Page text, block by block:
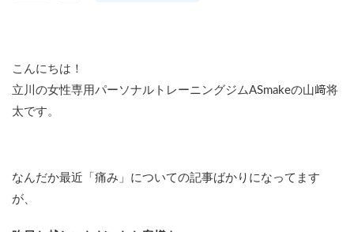
こんにちは！
立川の女性専用パーソナルトレーニングジムASmakeの山﨑将
太です。
なんだか最近「痛み」についての記事ばかりになってます
が、